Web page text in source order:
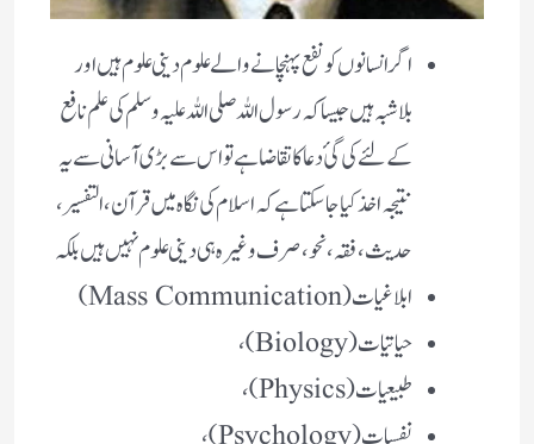
اگر انسانوں کو نفع پہنچانے والے علوم دینی علوم ہیں اور
بلاشبہ ہیں جیسا کہ رسول اللہ صلی اللہ علیہ وسلم کی علم نافع
کے لئے کی گئ دعا کا تقاضا ہے تو اس سے بڑی آسانی سے یہ
نتیجہ اخذ کیا جاسکتا ہے کہ اسلام کی نگاہ میں قرآن، التفسیر،
حدیث، فقہ، نحو، صرف وغیرہ ہی دینی علوم نہیں ہیں بلکہ
ابلاغیات (Mass Communication)
حیاتیات (Biology)،
طبیعیات (Physics)،